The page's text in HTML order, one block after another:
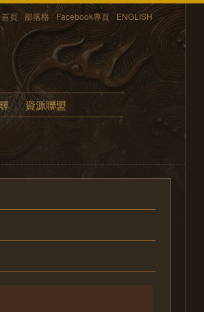
首頁 部落格 Facebook專頁 ENGLISH
資源聯盟